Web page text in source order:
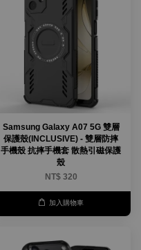
Samsung Galaxy A07 5G 雙層
保護殼(INCLUSIVE) - 雙層防摔
手機殼 抗摔手機套 散熱引磁保護
殼
NT$ 320
加入購物車